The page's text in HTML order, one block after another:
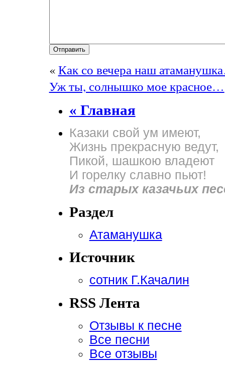
«Как со вечера наш
Уж ты, солнышко мое красное…
« Главная
Казаки свой ум имеют,
Жизнь прекрасную ведут,
Пикой, шашкою владеют
И горелку славно пьют!
Из старых казачьих
Раздел
Атаманушка
Источник
сотник Г.Качалин
RSS Лента
Отзывы к песне
Все песни
Все отзывы